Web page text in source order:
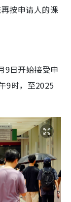
按申请人的课
9日开始接受申
9时，至2025